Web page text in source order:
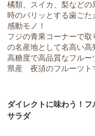
橘類、スイカ、梨など
時のパリッとする歯ご
感動モノ！
フジの青果コーナーで取
の名産地として名高い高
高糖度で高品質なフル
県産 夜須のフルーツト
ダイレクトに味わう！
サラダ